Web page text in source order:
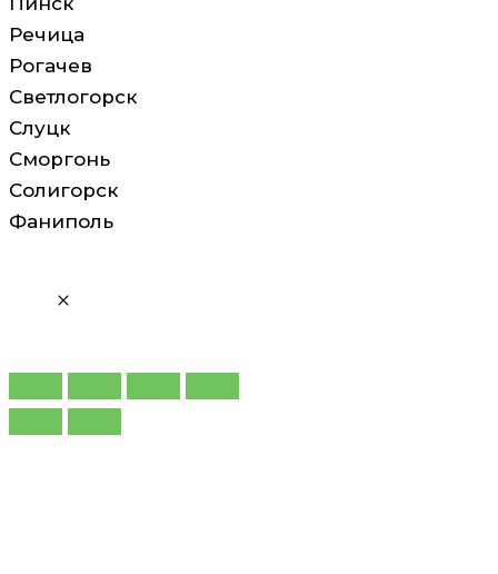
Речица
Рогачев
Светлогорск
Слуцк
Сморгонь
Солигорск
Фаниполь